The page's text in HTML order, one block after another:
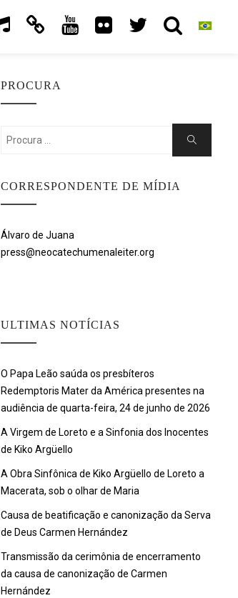
PROCURA
Search
Search
CORRESPONDENTE DE MÍDIA
Álvaro de Juana
press@neocatechumenaleiter.org
ULTIMAS NOTÍCIAS
O Papa Leão saúda os presbíteros
Redemptoris Mater da América presentes na
audiência de quarta-feira, 24 de junho de 2026
A Virgem de Loreto e a Sinfonia dos Inocentes
de Kiko Argüello
A Obra Sinfônica de Kiko Argüello de Loreto a
Macerata, sob o olhar de Maria
Causa de beatificação e canonização da Serva
de Deus Carmen Hernández
Transmissão da cerimônia de encerramento
da causa de canonização de Carmen
Hernández